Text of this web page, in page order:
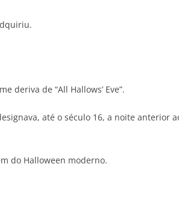
deriva de “All Hallows’ Eve”.
até o século 16, a noite anterior
do Halloween moderno.